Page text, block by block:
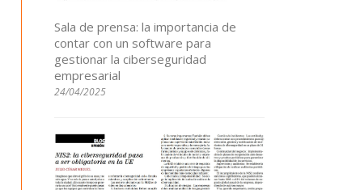
Sala de prensa: la importancia de
contar con un software para
gestionar la ciberseguridad
empresarial
24/04/2025